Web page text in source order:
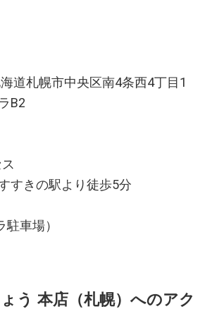
道札幌市中央区南4条西4丁目1
B2
すきの駅より徒歩5分
車場）
う 本店（札幌）へのアク